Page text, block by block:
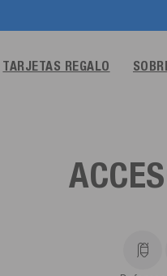
TARJETAS REGALO